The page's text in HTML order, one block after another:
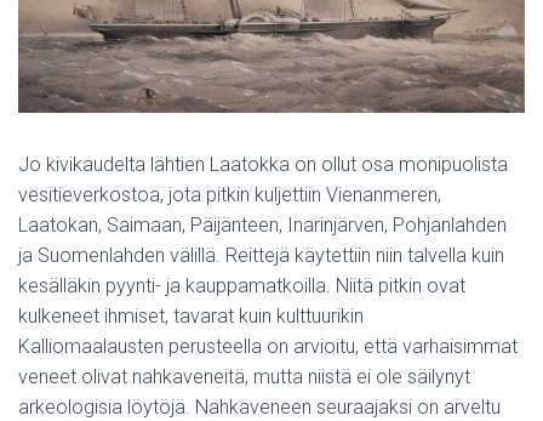
O
N
Jo kivikaudelta lähtien Laatokka on ollut osa monipuolista
vesitieverkostoa, jota pitkin kuljettiin Vienanmeren,
Laatokan, Saimaan, Päijänteen, Inarinjärven, Pohjanlahden
ja Suomenlahden välillä. Reittejä käytettiin niin talvella kuin
kesälläkin pyynti- ja kauppamatkoilla. Niitä pitkin ovat
kulkeneet ihmiset, tavarat kuin kulttuurikin
Kalliomaalausten perusteella on arvioitu, että varhaisimmat
veneet olivat nahkaveneitä, mutta niistä ei ole säilynyt
arkeologisia löytöjä. Nahkaveneen seuraajaksi on arveltu